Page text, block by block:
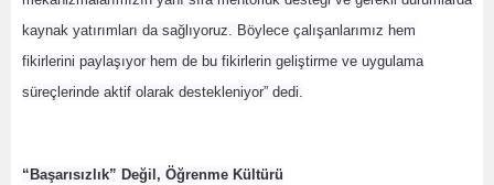
kaynak yatırımları da sağlıyoruz. Böylece çalışanlarımız hem
fikirlerini paylaşıyor hem de bu fikirlerin geliştirme ve uygulama
süreçlerinde aktif olarak destekleniyor” dedi.
“Başarısızlık” Değil, Öğrenme Kültürü